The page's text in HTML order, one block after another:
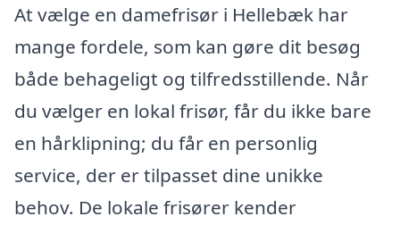
At vælge en damefrisør i Hellebæk har
mange fordele, som kan gøre dit besøg
både behageligt og tilfredsstillende. Når
du vælger en lokal frisør, får du ikke bare
en hårklipning; du får en personlig
service, der er tilpasset dine unikke
behov. De lokale frisører kender